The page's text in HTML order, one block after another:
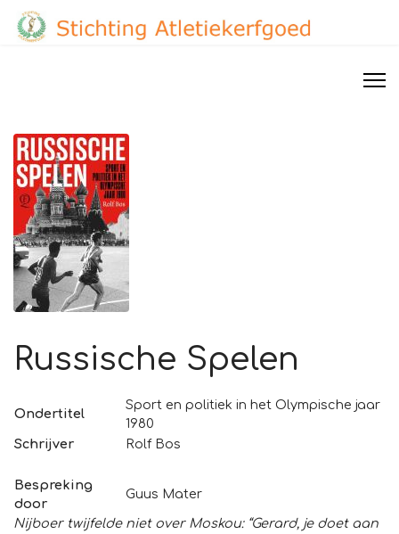
Russische Spelen
Ondertitel
Sport en politiek in het Olympische jaar
1980
Schrijver
Rolf Bos
Bespreking
door
Guus Mater
Nijboer twijfelde niet over Moskou: “Gerard, je doet aan